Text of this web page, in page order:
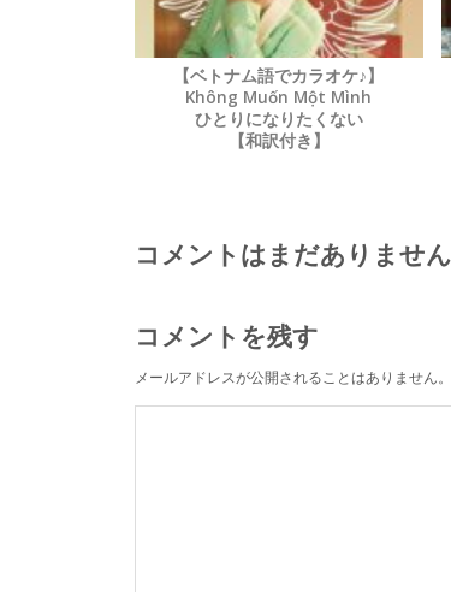
【ベトナム語でカラオケ♪】
Không Muốn Một Mình
ひとりになりたくない
【和訳付き】
コメントはまだありません
コメントを残す
メールアドレスが公開されることはありません。